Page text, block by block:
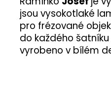
jsou vysokotlaké
pro frézované
do každého
vyrobeno v bílém